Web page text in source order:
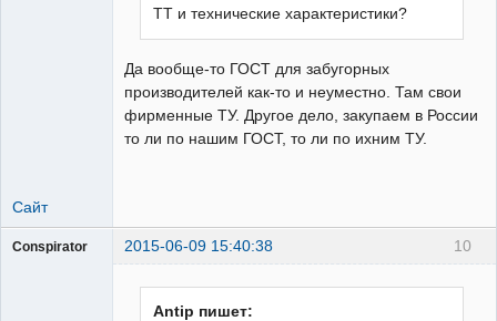
ТТ и технические характеристики?
Да вообще-то ГОСТ для забугорных
производителей как-то и неуместно. Там свои
фирменные ТУ. Другое дело, закупаем в России
то ли по нашим ГОСТ, то ли по ихним ТУ.
Сайт
10
Conspirator 2015-06-09 15:40:38
Antip пишет: